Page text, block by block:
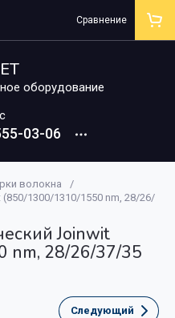
оборудование
03-06
Сравнение
волокна
/
1300/1310/1550 nm, 28/26/
Joinwit
nm, 28/26/37/35
Следующий